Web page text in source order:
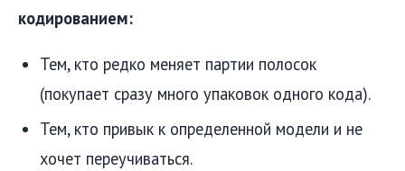
кодированием:
Тем, кто редко меняет партии полосок
(покупает сразу много упаковок одного кода).
Тем, кто привык к определенной модели и не
хочет переучиваться.